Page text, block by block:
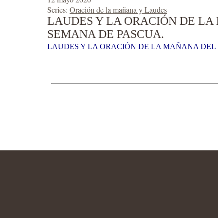
Series: Oración de la mañana y Laudes
LAUDES Y LA ORACIÓN DE LA
SEMANA DE PASCUA.
LAUDES Y LA ORACIÓN DE LA MAÑANA DEL